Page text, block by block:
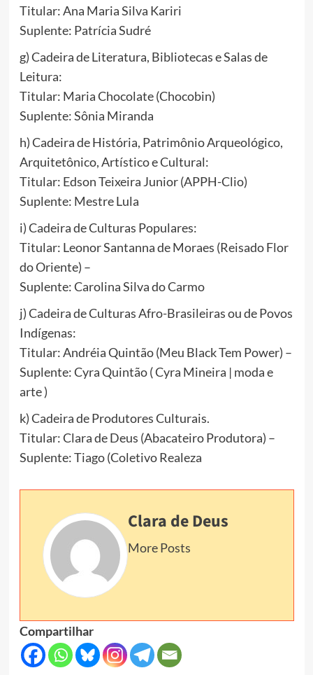
Titular: Ana Maria Silva Kariri
Suplente: Patrícia Sudré
g) Cadeira de Literatura, Bibliotecas e Salas de
Leitura:
Titular: Maria Chocolate (Chocobin)
Suplente: Sônia Miranda
h) Cadeira de História, Patrimônio Arqueológico,
Arquitetônico, Artístico e Cultural:
Titular: Edson Teixeira Junior (APPH-Clio)
Suplente: Mestre Lula
i) Cadeira de Culturas Populares:
Titular: Leonor Santanna de Moraes (Reisado Flor
do Oriente) –
Suplente: Carolina Silva do Carmo
j) Cadeira de Culturas Afro-Brasileiras ou de Povos
Indígenas:
Titular: Andréia Quintão (Meu Black Tem Power) –
Suplente: Cyra Quintão ( Cyra Mineira | moda e
arte )
k) Cadeira de Produtores Culturais.
Titular: Clara de Deus (Abacateiro Produtora) –
Suplente: Tiago (Coletivo Realeza
Clara de Deus
More Posts
Compartilhar